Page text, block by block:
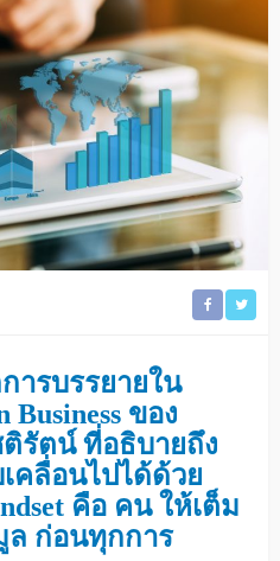
ารบรรยายใน
Business ของ
รัตน์ ที่อธิบายถึง
คลื่อนไปได้ด้วย
คือ คน ให้เต็ม
ก่อนทุกการ